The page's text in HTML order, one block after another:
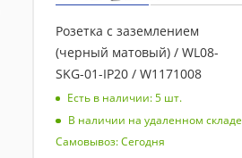
Розетка с заземлением
(черный матовый) / WL08-
SKG-01-IP20 / W1171008
Есть в наличии: 5 шт.
В наличии на удаленном складе
Самовывоз: Сегодня